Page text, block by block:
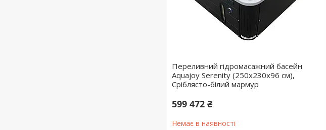
Переливний гідромасажний басейн
Aquajoy Serenity (250х230х96 см),
Сріблясто-білий мармур
599 472 ₴
Немає в наявності